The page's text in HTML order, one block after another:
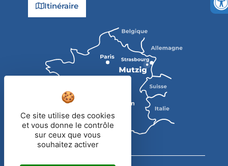
Itinéraire
Ce site utilise des cookies
et vous donne le contrôle
sur ceux que vous
souhaitez activer